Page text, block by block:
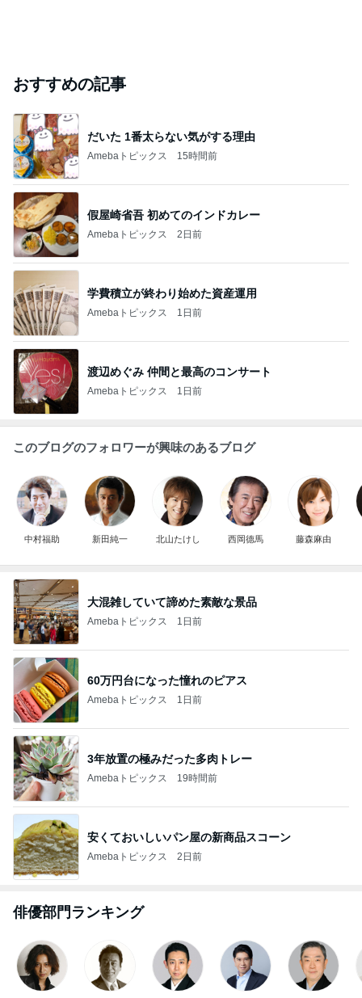
おすすめの記事
だいた 1番太らない気がする理由
Amebaトピックス 15時間前
假屋崎省吾 初めてのインドカレー
Amebaトピックス 2日前
学費積立が終わり始めた資産運用
Amebaトピックス 1日前
渡辺めぐみ 仲間と最高のコンサート
Amebaトピックス 1日前
このブログのフォロワーが興味のあるブログ
中村福助 新田純一 北山たけし 西岡德馬 藤森麻由
大混雑していて諦めた素敵な景品
Amebaトピックス 1日前
60万円台になった憧れのピアス
Amebaトピックス 1日前
3年放置の極みだった多肉トレー
Amebaトピックス 19時間前
安くておいしいパン屋の新商品スコーン
Amebaトピックス 2日前
俳優部門ランキング